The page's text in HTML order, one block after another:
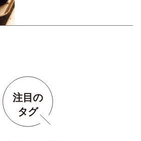
注目の
タグ